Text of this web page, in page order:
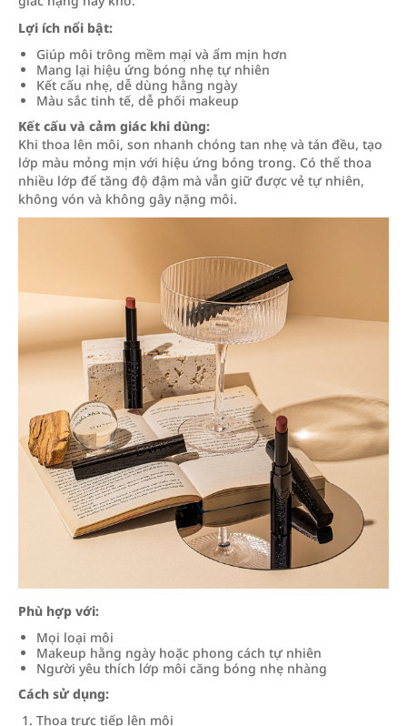
Lợi ích nổi bật:
Giúp môi trông mềm mại và ẩm mịn hơn
Mang lại hiệu ứng bóng nhẹ tự nhiên
Kết cấu nhẹ, dễ dùng hằng ngày
Màu sắc tinh tế, dễ phối makeup
Kết cấu và cảm giác khi dùng:
Khi thoa lên môi, son nhanh chóng tan nhẹ và tán đều, tạo
lớp màu mỏng mịn với hiệu ứng bóng trong. Có thể thoa
nhiều lớp để tăng độ đậm mà vẫn giữ được vẻ tự nhiên,
không vón và không gây nặng môi.
Phù hợp với:
Mọi loại môi
Makeup hằng ngày hoặc phong cách tự nhiên
Người yêu thích lớp môi căng bóng nhẹ nhàng
Cách sử dụng:
Thoa trực tiếp lên môi